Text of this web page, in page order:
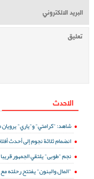
الاحدث
شاهد: "كرامتي" و"ياري"
انضمام ثلاثة نجوم إلى أحدث
نجم "طوبى" يلتقي الجمهور
"المال والبنون" يفتتح رحلته